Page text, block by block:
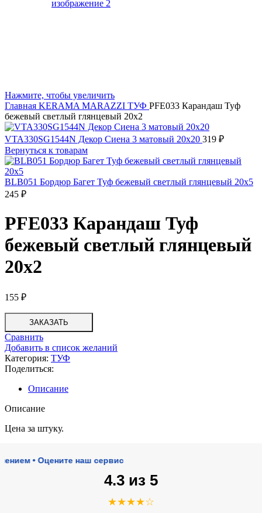
Нажмите, чтобы увеличить
Главная KERAMA MARAZZI ТУФ PFE033 Карандаш Туф
бежевый светлый глянцевый 20х2
VTA330SG1544N Декор Сиена 3 матовый 20х20 319 ₽
Вернуться к товарам
BLB051 Бордюр Багет Туф бежевый светлый глянцевый 20х5
245 ₽
PFE033 Карандаш Туф
бежевый светлый глянцевый
20х2
155 ₽
ЗАКАЗАТЬ
Сравнить
Добавить в список желаний
Категория: ТУФ
Поделиться:
Описание
Описание
Цена за штуку.
• Оцените наш сервис
4.3 из 5
★★★★☆